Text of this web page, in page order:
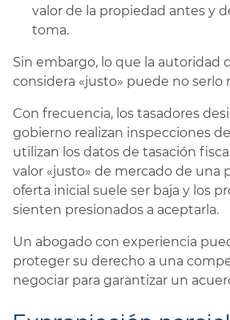
valor de la propiedad antes y
toma.
Sin embargo, lo que la autoridad
considera «justo» puede no serlo
Con frecuencia, los tasadores
gobierno realizan inspecciones
utilizan los datos de tasación
valor «justo» de mercado de una
oferta inicial suele ser baja y los
sienten presionados a aceptarla.
Un abogado con experiencia
proteger su derecho a una
negociar para garantizar un